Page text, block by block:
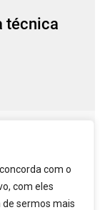
com o
com eles
sermos mais
técnica
tecnologia
resistência à
instalação